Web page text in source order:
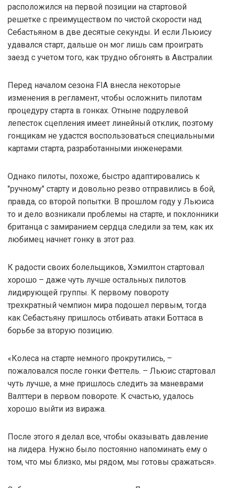
расположился на первой позиции на стартовой
решетке с преимуществом по чистой скорости над
Себастьяном в две десятые секунды. И если Льюису
удавался старт, дальше он мог лишь сам проиграть
заезд с учетом того, как трудно обгонять в Австралии.
Перед началом сезона FIA внесла некоторые
изменения в регламент, чтобы осложнить пилотам
процедуру старта в гонках. Отныне подрулевой
лепесток сцепления имеет линейный отклик, поэтому
гонщикам не удастся воспользоваться специальными
картами старта, разработанными инженерами.
Однако пилоты, похоже, быстро адаптировались к
"ручному" старту и довольно резво отправились в бой,
правда, со второй попытки. В прошлом году у Льюиса
то и дело возникали проблемы на старте, и поклонники
британца с замиранием сердца следили за тем, как их
любимец начнет гонку в этот раз.
К радости своих болельщиков, Хэмилтон стартовал
хорошо – даже чуть лучше остальных пилотов
лидирующей группы. К первому повороту
трехкратный чемпион мира подошел первым, тогда
как Себастьяну пришлось отбивать атаки Боттаса в
борьбе за вторую позицию.
«Колеса на старте немного прокрутились, –
пожаловался после гонки Феттель. – Льюис стартовал
чуть лучше, а мне пришлось следить за маневрами
Валттери в первом повороте. К счастью, удалось
хорошо выйти из виража.
После этого я делал все, чтобы оказывать давление
на лидера. Нужно было постоянно напоминать ему о
том, что мы близко, мы рядом, мы готовы сражаться».